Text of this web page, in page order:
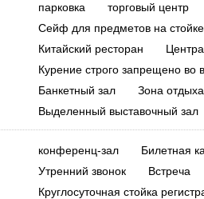
парковка торговый центр
Сейф для предметов на стойке
Китайский ресторан
Курение строго запрещено во
Банкетный зал
Зона
Выделенный выставочный зал
конференц-зал Билетная
Утренний звонок
Встреча
Круглосуточная стойка